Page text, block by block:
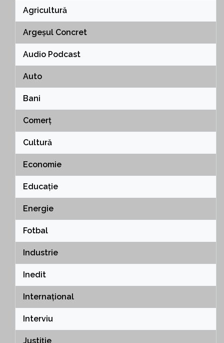
Agricultură
Argeșul Concret
Audio Podcast
Auto
Bani
Comerț
Cultură
Economie
Educație
Energie
Fotbal
Industrie
Inedit
Internațional
Interviu
Justiție